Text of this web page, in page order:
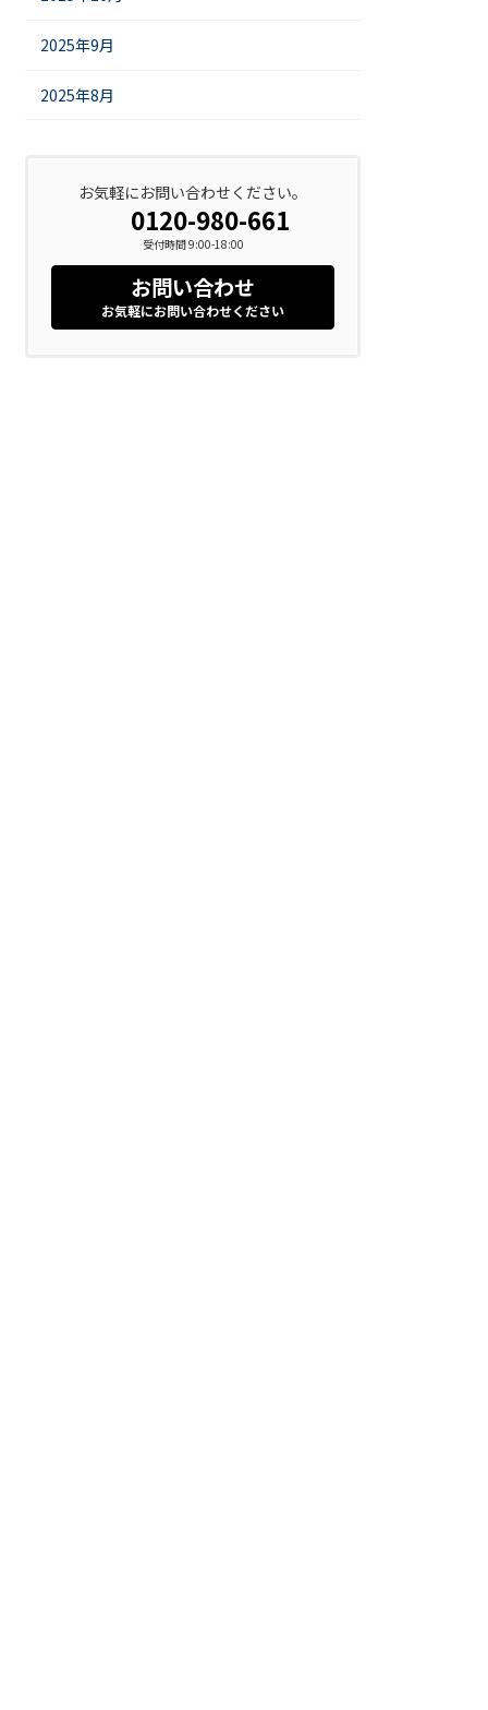
2025年9月
2025年8月
お気軽にお問い合わせください。
0120-980-661
受付時間 9:00-18:00
お問い合わせ
お気軽にお問い合わせください